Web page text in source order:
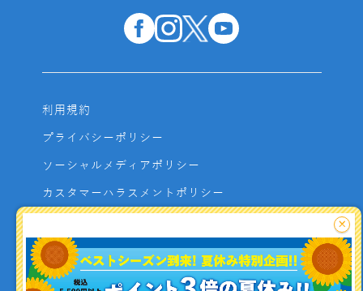
利用規約
プライバシーポリシー
ソーシャルメディアポリシー
カスタマーハラスメントポリシー
よくあるご質問
お問い合わせ
×